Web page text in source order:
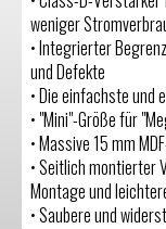
weniger
• Integrierter
und Defekte
• Die einfachste und
• "Mini"-Größe für
• Massive 15 mm
• Seitlich montierter
Montage und
• Saubere und